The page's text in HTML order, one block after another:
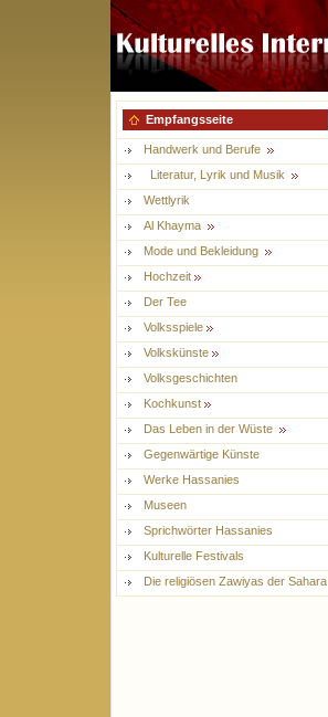
Empfangsseite
Handwerk und Berufe
Literatur, Lyrik und Musik
Wettlyrik
Al Khayma
Mode und Bekleidung
Hochzeit
Der Tee
Volksspiele
Volkskünste
Volksgeschichten
Kochkunst
Das Leben in der Wüste
Gegenwärtige Künste
Werke Hassanies
Museen
Sprichwörter Hassanies
Kulturelle Festivals
Die religiösen Zawiyas der Sahara